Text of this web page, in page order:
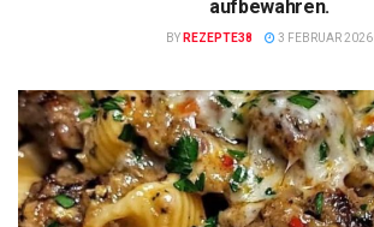
aufbewahren.
BY REZEPTE38 3 FEBRUAR 2026